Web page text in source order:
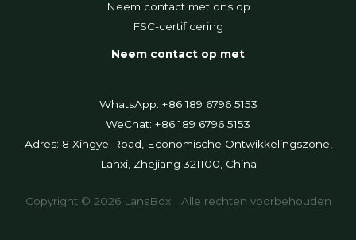
Neem contact met ons op
FSC-certificering
Neem contact op met
WhatsApp: +86 189 6796 5153
WeChat: +86 189 6796 5153
Adres: 8 Xingye Road, Economische Ontwikkelingszone,
Lanxi, Zhejiang 321100, China
Copyright © 2026 LansBox | Alle rechten voorbehouden